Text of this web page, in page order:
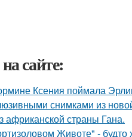
сайте:
Ксения поймала
снимками из
страны Гана.
Животе" -